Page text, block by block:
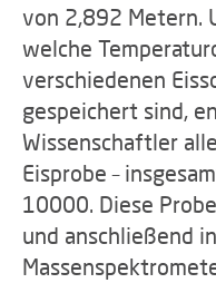
von 2,892 Metern.
welche
verschiedenen
gespeichert sind,
Wissenschaftler
Eisprobe –
10000. Diese
und anschließend